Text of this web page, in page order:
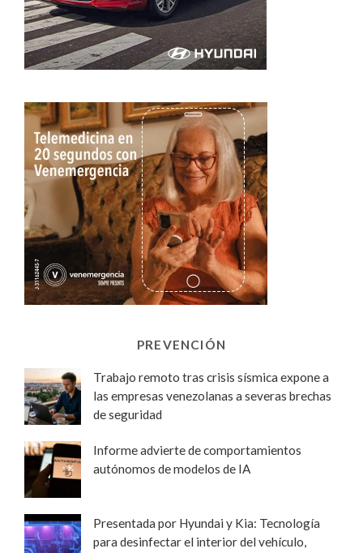
PREVENCIÓN
Trabajo remoto tras crisis sísmica expone a
las empresas venezolanas a severas brechas
de seguridad
Informe advierte de comportamientos
autónomos de modelos de IA
Presentada por Hyundai y Kia: Tecnología
para desinfectar el interior del vehículo,